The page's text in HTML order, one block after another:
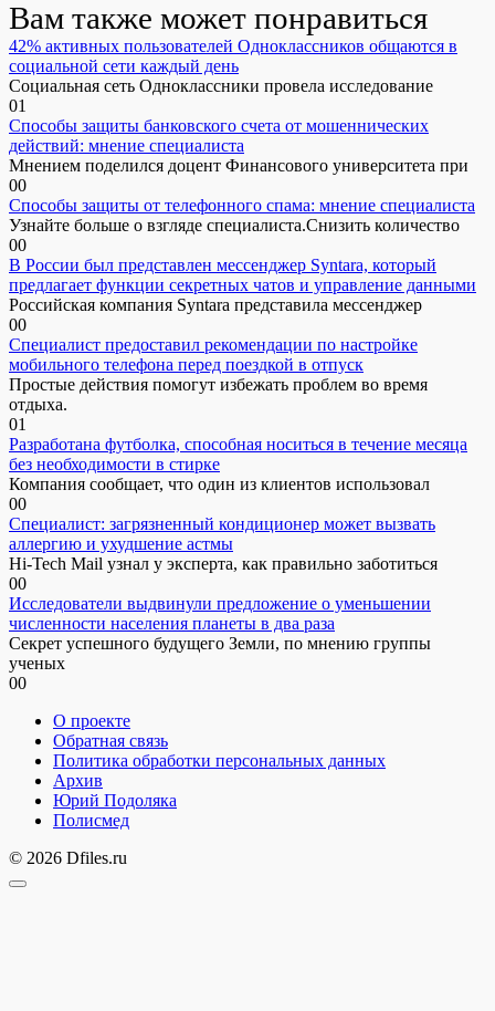
Вам также может понравиться
42% активных пользователей Одноклассников общаются в
социальной сети каждый день
Социальная сеть Одноклассники провела исследование
01
Способы защиты банковского счета от мошеннических
действий: мнение специалиста
Мнением поделился доцент Финансового университета при
00
Способы защиты от телефонного спама: мнение специалиста
Узнайте больше о взгляде специалиста.Снизить количество
00
В России был представлен мессенджер Syntara, который
предлагает функции секретных чатов и управление данными
Российская компания Syntara представила мессенджер
00
Специалист предоставил рекомендации по настройке
мобильного телефона перед поездкой в отпуск
Простые действия помогут избежать проблем во время
отдыха.
01
Разработана футболка, способная носиться в течение месяца
без необходимости в стирке
Компания сообщает, что один из клиентов использовал
00
Специалист: загрязненный кондиционер может вызвать
аллергию и ухудшение астмы
Hi-Tech Mail узнал у эксперта, как правильно заботиться
00
Исследователи выдвинули предложение о уменьшении
численности населения планеты в два раза
Секрет успешного будущего Земли, по мнению группы
ученых
00
О проекте
Обратная связь
Политика обработки персональных данных
Архив
Юрий Подоляка
Полисмед
© 2026 Dfiles.ru